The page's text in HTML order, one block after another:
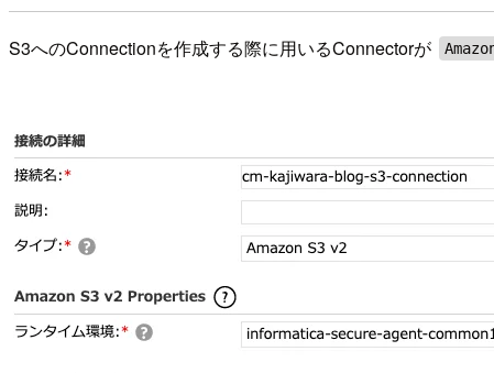
S3へのConnectionを作成する際に用いるConnectorが